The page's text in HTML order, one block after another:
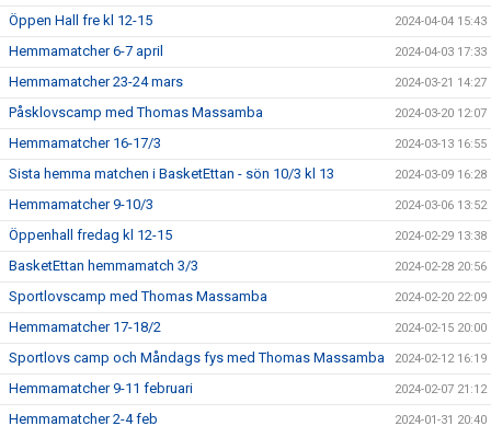
Öppen Hall fre kl 12-15 2024-04-04 15:43
Hemmamatcher 6-7 april 2024-04-03 17:33
Hemmamatcher 23-24 mars 2024-03-21 14:27
Påsklovscamp med Thomas Massamba 2024-03-20 12:07
Hemmamatcher 16-17/3 2024-03-13 16:55
Sista hemma matchen i BasketEttan - sön 10/3 kl 13 2024-03-09 16:28
Hemmamatcher 9-10/3 2024-03-06 13:52
Öppenhall fredag kl 12-15 2024-02-29 13:38
BasketEttan hemmamatch 3/3 2024-02-28 20:56
Sportlovscamp med Thomas Massamba 2024-02-20 22:09
Hemmamatcher 17-18/2 2024-02-15 20:00
Sportlovs camp och Måndags fys med Thomas Massamba 2024-02-12 16:19
Hemmamatcher 9-11 februari 2024-02-07 21:12
Hemmamatcher 2-4 feb 2024-01-31 20:40